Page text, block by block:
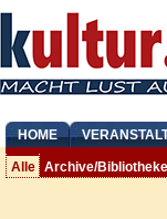
HOME
Alle Archive/